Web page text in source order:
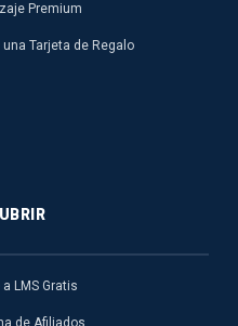
Premium
una Tarjeta de Regalo
LMS Gratis